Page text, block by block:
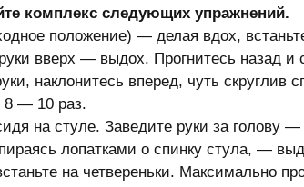
комплекс следующих упражнений.
положение) — делая вдох,
вверх — выдох. Прогнитесь назад и
наклонитесь вперед, чуть
8 — 10 раз.
на стуле. Заведите руки за голову
лопатками о спинку стула, —
на четвереньки. Максимально